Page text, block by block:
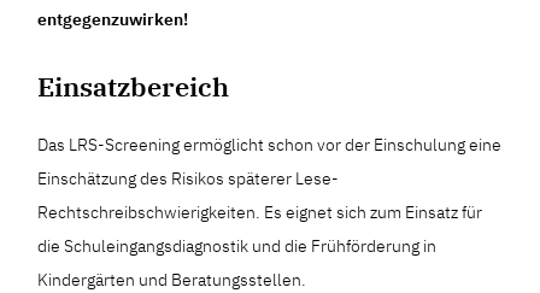
entgegenzuwirken!
Einsatzbereich
Das LRS-Screening ermöglicht schon vor der Einschulung eine
Einschätzung des Risikos späterer Lese-
Rechtschreibschwierigkeiten. Es eignet sich zum Einsatz für
die Schuleingangsdiagnostik und die Frühförderung in
Kindergärten und Beratungsstellen.